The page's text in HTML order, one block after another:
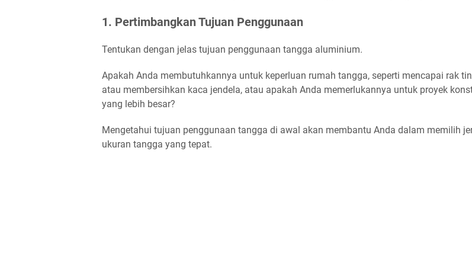
1. Pertimbangkan Tujuan Penggunaan
Tentukan dengan jelas tujuan penggunaan tangga aluminium.
Apakah Anda membutuhkannya untuk keperluan rumah tangga, seperti mencapai rak
atau membersihkan kaca jendela, atau apakah Anda memerlukannya untuk proyek
yang lebih besar?
Mengetahui tujuan penggunaan tangga di awal akan membantu Anda dalam memilih
ukuran tangga yang tepat.